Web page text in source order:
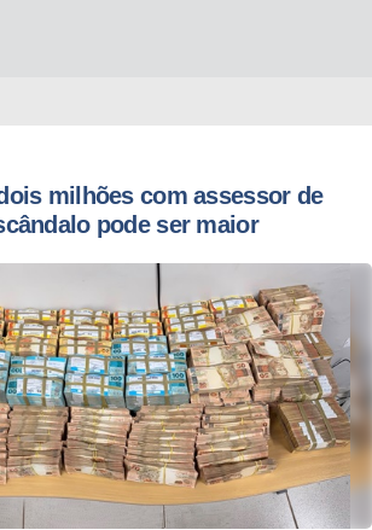
milhões com assessor de
pode ser maior